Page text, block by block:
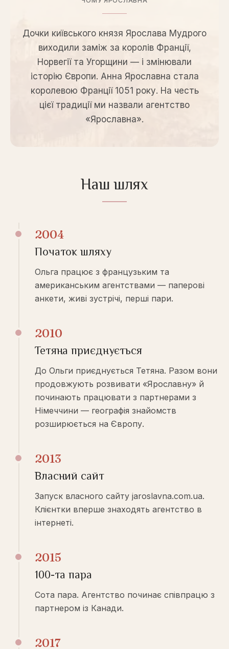
Дочки київського князя Ярослава Мудрого
виходили заміж за королів Франції,
Норвегії та Угорщини — і змінювали
історію Європи. Анна Ярославна стала
королевою Франції 1051 року. На честь
цієї традиції ми назвали агентство
«Ярославна».
Наш шлях
2004
Початок шляху
Ольга працює з французьким та
американським агентствами — паперові
анкети, живі зустрічі, перші пари.
2010
Тетяна приєднується
До Ольги приєднується Тетяна. Разом вони
продовжують розвивати «Ярославну» й
починають працювати з партнерами з
Німеччини — географія знайомств
розширюється на Європу.
2013
Власний сайт
Запуск власного сайту jaroslavna.com.ua.
Клієнтки вперше знаходять агентство в
інтернеті.
2015
100-та пара
Сота пара. Агентство починає співпрацю з
партнером із Канади.
2017